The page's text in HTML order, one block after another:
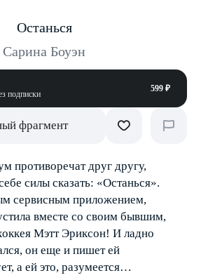
Останься
Сарина Боуэн
подписки
599 ₽
фрагмент
противоречат друг другу,
силы сказать: «Останься».
сервисным приложением,
вместе со своим бывшим,
Мэтт Эриксон! И ладно
он еще и пишет ей
а ей это, разумеется…